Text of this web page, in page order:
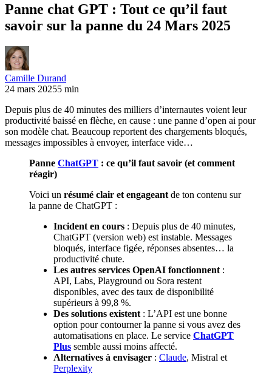
Panne chat GPT : Tout ce qu’il faut
savoir sur la panne du 24 Mars 2025
Camille Durand
24 mars 20255 min
Depuis plus de 40 minutes des milliers d’internautes voient leur
productivité baissé en flèche, en cause : une panne d’open ai pour
son modèle chat. Beaucoup reportent des chargements bloqués,
messages impossibles à envoyer, interface vide…
Panne ChatGPT : ce qu’il faut savoir (et comment
réagir)
Voici un résumé clair et engageant de ton contenu sur
la panne de ChatGPT :
Incident en cours : Depuis plus de 40 minutes,
ChatGPT (version web) est instable. Messages
bloqués, interface figée, réponses absentes… la
productivité chute.
Les autres services OpenAI fonctionnent :
API, Labs, Playground ou Sora restent
disponibles, avec des taux de disponibilité
supérieurs à 99,8 %.
Des solutions existent : L’API est une bonne
option pour contourner la panne si vous avez des
automatisations en place. Le service ChatGPT
Plus semble aussi moins affecté.
Alternatives à envisager : Claude, Mistral et
Perplexity